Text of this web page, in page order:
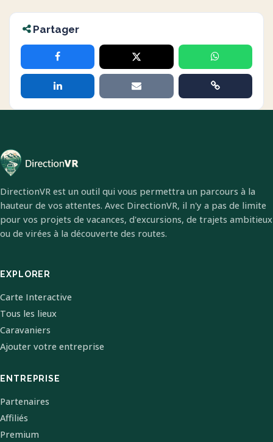
Partager
DirectionVR est un outil qui vous permettra un parcours à la
hauteur de vos attentes. Avec DirectionVR, il n'y a pas de limite
pour vos projets de vacances, d'excursions, de trajets ambitieux
ou de virées à la découverte des routes.
EXPLORER
Carte Interactive
Tous les lieux
Caravaniers
Ajouter votre entreprise
ENTREPRISE
Partenaires
Affiliés
Premium